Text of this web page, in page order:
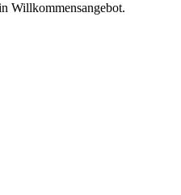
Willkommensangebot.